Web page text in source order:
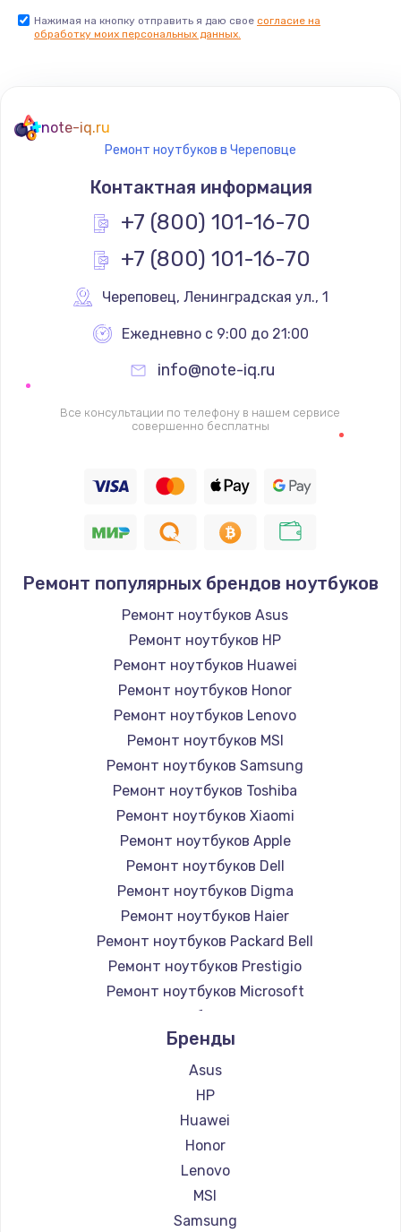
Нажимая на кнопку отправить я даю свое согласие на
обработку моих персональных данных.
note-iq.ru
Ремонт ноутбуков в Череповце
Контактная информация
+7 (800) 101-16-70
+7 (800) 101-16-70
Череповец, Ленинградская ул., 1
Ежедневно с 9:00 до 21:00
info@note-iq.ru
Все консультации по телефону в нашем сервисе
совершенно бесплатны
Ремонт популярных брендов ноутбуков
Ремонт ноутбуков Asus
Ремонт ноутбуков HP
Ремонт ноутбуков Huawei
Ремонт ноутбуков Honor
Ремонт ноутбуков Lenovo
Ремонт ноутбуков MSI
Ремонт ноутбуков Samsung
Ремонт ноутбуков Toshiba
Ремонт ноутбуков Xiaomi
Ремонт ноутбуков Apple
Ремонт ноутбуков Dell
Ремонт ноутбуков Digma
Ремонт ноутбуков Haier
Ремонт ноутбуков Packard Bell
Ремонт ноутбуков Prestigio
Ремонт ноутбуков Microsoft
Ремонт ноутбуков Alienware
Ремонт ноутбуков Aquarius
Ремонт ноутбуков Gigabyte
Ремонт ноутбуков Aorus
Ремонт ноутбуков Maibenben
Ремонт ноутбуков Getac
Ремонт ноутбуков Epson
Ремонт ноутбуков Philips
Ремонт ноутбуков LG
Бренды
Asus
HP
Huawei
Honor
Lenovo
MSI
Samsung